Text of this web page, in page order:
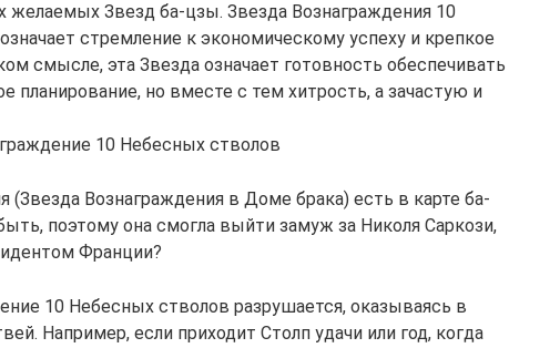
желаемых Звезд ба-цзы. Звезда Вознаграждения 10
стремление к экономическому успеху и крепкое
смысле, эта Звезда означает готовность обеспечивать
планирование, но вместе с тем хитрость, а зачастую и
10 Небесных стволов
(Звезда Вознаграждения в Доме брака) есть в карте ба-
поэтому она смогла выйти замуж за Николя Саркози,
Франции?
10 Небесных стволов разрушается, оказываясь в
Например, если приходит Столп удачи или год, когда